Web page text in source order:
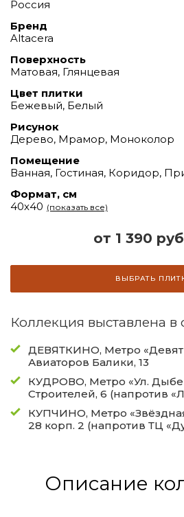
от 1 390
ВЫБРАТЬ
Россия
Бренд
Altacera
Поверхность
Матовая, Глянцевая
Цвет плитки
Бежевый, Белый
Рисунок
Дерево, Мрамор, Моноколор
Помещение
Ванная, Гостиная, Коридор,
Формат, см
40х40 (показать все)
Коллекция выставлена в
ДЕВЯТКИНО, Метро
Авиаторов Балики, 13
КУДРОВО, Метро «Ул.
Строителей, 6 (напротив
КУПЧИНО, Метро
28 корп. 2 (напротив ТЦ
Описание